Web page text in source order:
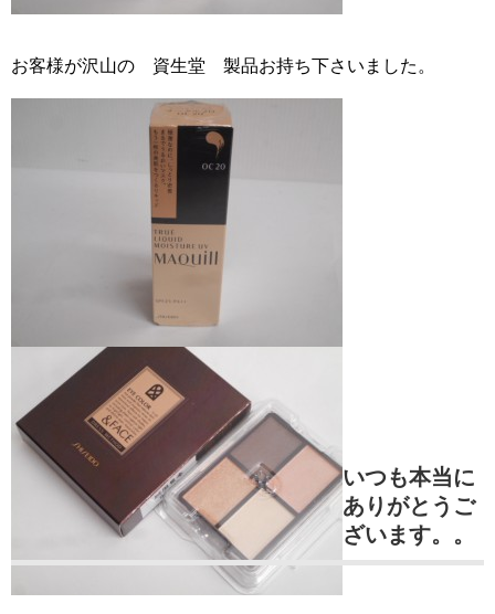
お客様が沢山の 資生堂 製品お持ち下さいました。
いつも本当に
ありがとうご
ざいます。。